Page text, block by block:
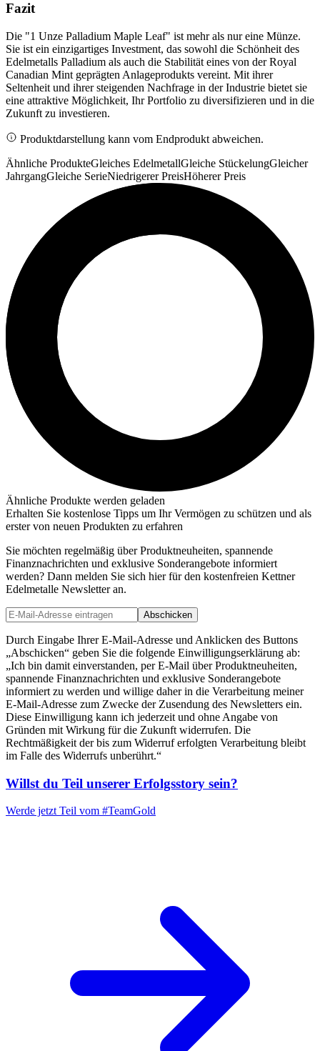
Fazit
Die "1 Unze Palladium Maple Leaf" ist mehr als nur eine Münze.
Sie ist ein einzigartiges Investment, das sowohl die Schönheit des
Edelmetalls Palladium als auch die Stabilität eines von der Royal
Canadian Mint geprägten Anlageprodukts vereint. Mit ihrer
Seltenheit und ihrer steigenden Nachfrage in der Industrie bietet sie
eine attraktive Möglichkeit, Ihr Portfolio zu diversifizieren und in die
Zukunft zu investieren.
Produktdarstellung kann vom Endprodukt abweichen.
Ähnliche ProdukteGleiches EdelmetallGleiche StückelungGleicher
JahrgangGleiche SerieNiedrigerer PreisHöherer Preis
Ähnliche Produkte werden geladen
Erhalten Sie kostenlose Tipps um Ihr Vermögen zu schützen und als
erster von neuen Produkten zu erfahren
Sie möchten regelmäßig über Produktneuheiten, spannende
Finanznachrichten und exklusive Sonderangebote informiert
werden? Dann melden Sie sich hier für den kostenfreien Kettner
Edelmetalle Newsletter an.
Abschicken
Durch Eingabe Ihrer E-Mail-Adresse und Anklicken des Buttons
„Abschicken“ geben Sie die folgende Einwilligungserklärung ab:
„Ich bin damit einverstanden, per E-Mail über Produktneuheiten,
spannende Finanznachrichten und exklusive Sonderangebote
informiert zu werden und willige daher in die Verarbeitung meiner
E-Mail-Adresse zum Zwecke der Zusendung des Newsletters ein.
Diese Einwilligung kann ich jederzeit und ohne Angabe von
Gründen mit Wirkung für die Zukunft widerrufen. Die
Rechtmäßigkeit der bis zum Widerruf erfolgten Verarbeitung bleibt
im Falle des Widerrufs unberührt.“
Willst du Teil unserer Erfolgsstory sein?
Werde jetzt Teil vom #TeamGold